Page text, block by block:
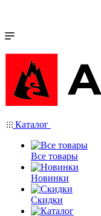
Каталог
Все товары
Новинки
Скидки